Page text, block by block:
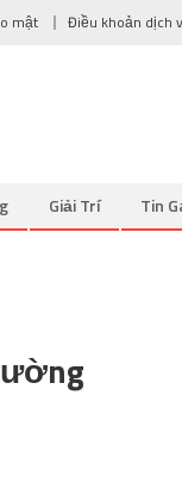
mật Điều khoản dịch
Giải Trí Tin